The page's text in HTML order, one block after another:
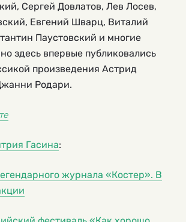
Сергей Довлатов, Лев Лосев,
Евгений Шварц, Виталий
Паустовский и многие
здесь впервые публиковались
произведения Астрид
Родари.
Гасина:
журнала «Костер». В